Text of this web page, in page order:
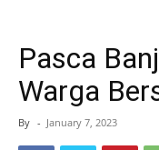
Pasca
Warga
By - January 7, 2023